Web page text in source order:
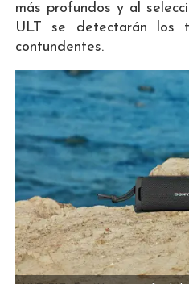
más profundos y al
ULT se detectarán los
contundentes.